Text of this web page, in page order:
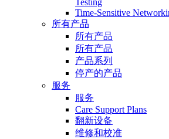
Testing
Time-Sensitive
所有产品
所有产品
所有产品
产品系列
停产的产品
服务
服务
Care Support Plans
翻新设备
维修和校准